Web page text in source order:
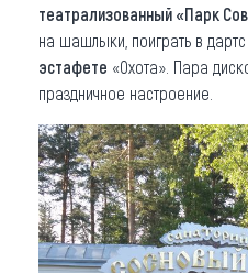
театрализованный «Парк
на шашлыки, поиграть в дартс
эстафете «Охота». Пара
праздничное настроение.